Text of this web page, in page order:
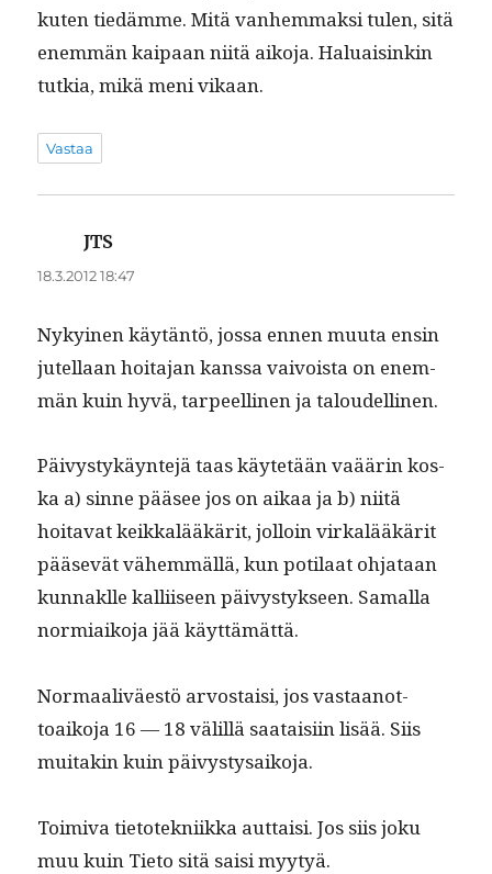
kuten tiedämme. Mitä van­hem­mak­si tulen, sitä
enem­män kaipaan niitä aiko­ja. Halu­aisinkin
tutkia, mikä meni vikaan.
Vastaa
JTS
18.3.2012 18:47
Nykyi­nen käytän­tö, jos­sa ennen muu­ta ensin
jutel­laan hoita­jan kanssa vaivoista on enem­
män kuin hyvä, tarpeelli­nen ja taloudellinen.
Päivystykäyn­te­jä taas käytetään vaäärin kos­
ka a) sinne pääsee jos on aikaa ja b) niitä
hoita­vat keikkalääkärit, jol­loin virkalääkärit
pää­sevät vähem­mäl­lä, kun poti­laat ohjataan
kun­naklle kalli­iseen päivystyk­seen. Samal­la
normi­aiko­ja jää käyttämättä.
Nor­maaliväestö arvostaisi, jos vas­taan­ot­
toaiko­ja 16 — 18 välil­lä saataisi­in lisää. Siis
muitakin kuin päivystysaikoja.
Toimi­va tietotekni­ik­ka aut­taisi. Jos siis joku
muu kuin Tieto sitä saisi myytyä.